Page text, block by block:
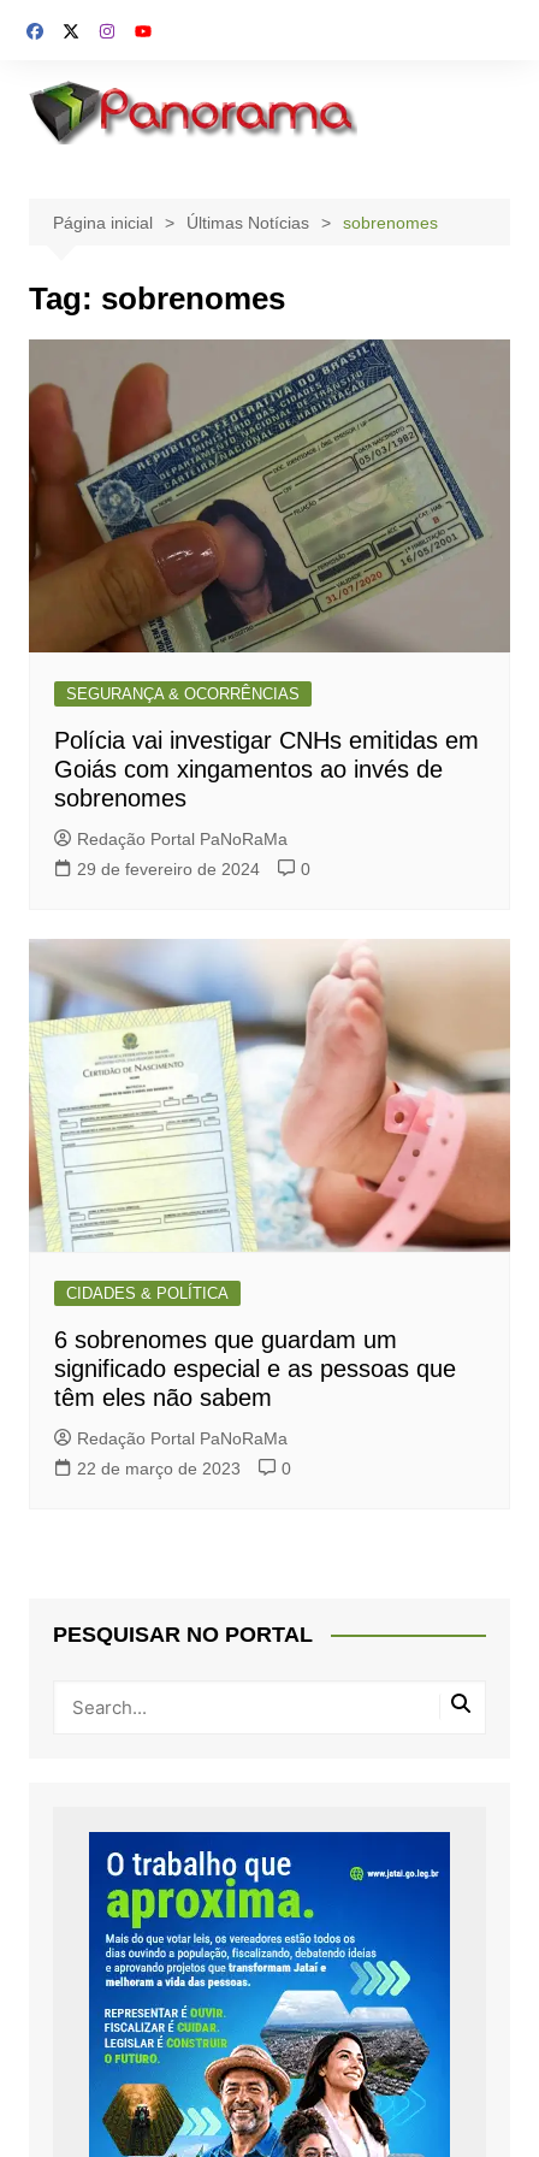
para
conteúdo
Página inicial Últimas Notícias sobrenomes
Tag: sobrenomes
SEGURANÇA & OCORRÊNCIAS
Polícia vai investigar CNHs emitidas em
Goiás com xingamentos ao invés de
sobrenomes
Redação Portal PaNoRaMa
29 de fevereiro de 2024
0
CIDADES & POLÍTICA
6 sobrenomes que guardam um
significado especial e as pessoas que
têm eles não sabem
Redação Portal PaNoRaMa
22 de março de 2023
0
PESQUISAR NO PORTAL